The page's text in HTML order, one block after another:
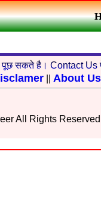
पूछ सकते है। Contact Us
|| About Us
All Rights